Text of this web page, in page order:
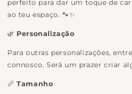
perfeito para dar um toque de
ao teu espaço. 🐾✨
🌿 Personalização
Para outras personalizações,
connosco. Será um prazer criar
📏Tamanho